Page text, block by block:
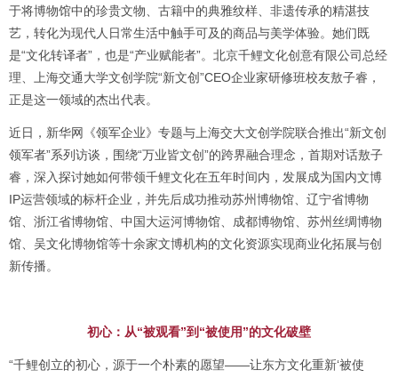
于将博物馆中的珍贵文物、古籍中的典雅纹样、非遗传承的精湛技
艺，转化为现代人日常生活中触手可及的商品与美学体验。她们既
是“文化转译者”，也是“产业赋能者”。北京千鲤文化创意有限公司总经
理、上海交通大学文创学院“新文创”CEO企业家研修班校友敖子睿，
正是这一领域的杰出代表。
近日，新华网《领军企业》专题与上海交大文创学院联合推出“新文创
领军者”系列访谈，围绕“万业皆文创”的跨界融合理念，首期对话敖子
睿，深入探讨她如何带领千鲤文化在五年时间内，发展成为国内文博
IP运营领域的标杆企业，并先后成功推动苏州博物馆、辽宁省博物
馆、浙江省博物馆、中国大运河博物馆、成都博物馆、苏州丝绸博物
馆、吴文化博物馆等十余家文博机构的文化资源实现商业化拓展与创
新传播。
初心：从“被观看”到“被使用”的文化破壁
“千鲤创立的初心，源于一个朴素的愿望——让东方文化重新‘被使